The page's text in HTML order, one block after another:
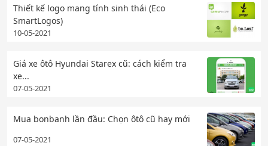
Thiết kế logo mang tính sinh thái (Eco
SmartLogos)
10-05-2021
Giá xe ôtô Hyundai Starex cũ: cách kiểm tra
xe...
07-05-2021
Mua bonbanh lần đầu: Chọn ôtô cũ hay mới
07-05-2021